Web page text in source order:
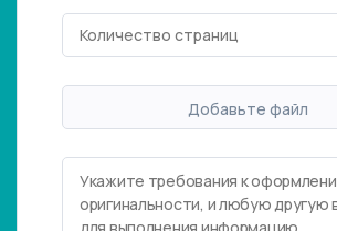
Добавьте файл